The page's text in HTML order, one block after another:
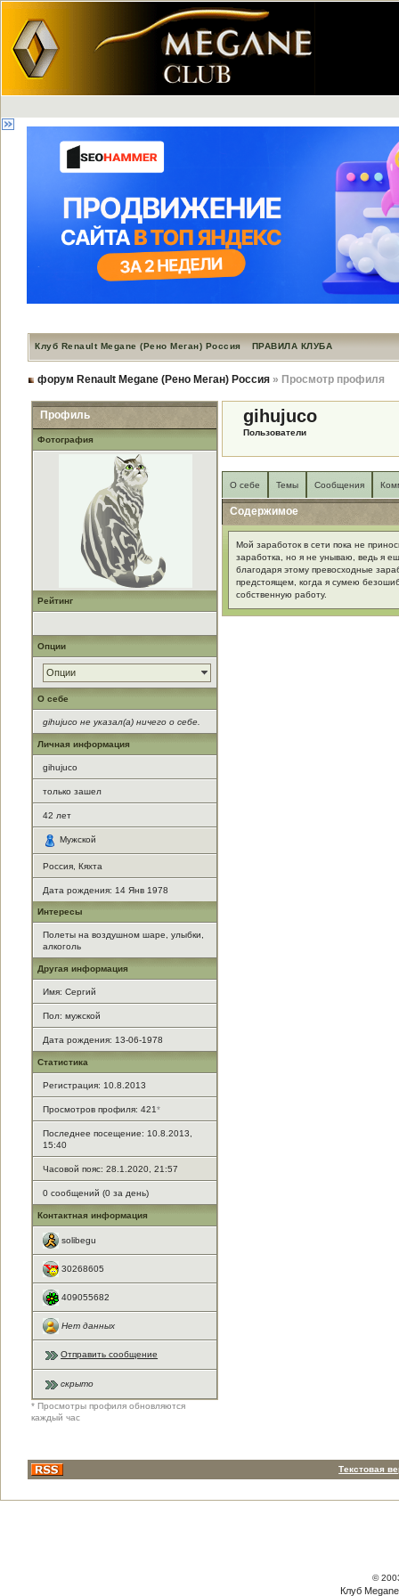
Клуб Renault Megane (Рено Меган) Россия ПРАВИЛА КЛУБА
форум Renault Megane (Рено Меган) Россия » Просмотр профиля
Профиль
Фотография
Рейтинг
Опции
Опции
О себе
gihujuco не указал(а) ничего о себе.
Личная информация
gihujuco
только зашел
42 лет
Мужской
Россия, Кяхта
Дата рождения: 14 Янв 1978
Интересы
Полеты на воздушном шаре, улыбки,
алкоголь
Другая информация
Имя: Сергий
Пол: мужской
Дата рождения: 13-06-1978
Статистика
Регистрация: 10.8.2013
Просмотров профиля: 421*
Последнее посещение: 10.8.2013,
15:40
Часовой пояс: 28.1.2020, 21:57
0 сообщений (0 за день)
Контактная информация
solibegu
30268605
409055682
Нет данных
Отправить сообщение
скрыто
* Просмотры профиля обновляются
каждый час
gihujuco
Пользователи
О себе Темы Сообщения
Содержимое
Мой заработок в сети пока не
заработка, но я не унываю, ведь я
благодаря этому превосходные
предстоящем, когда я сумею
собственную работу.
Текстовая
©
Клуб